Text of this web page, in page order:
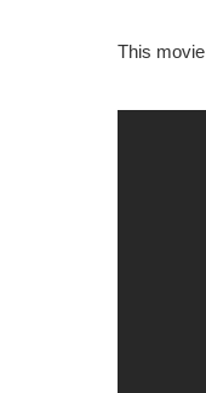
This movie